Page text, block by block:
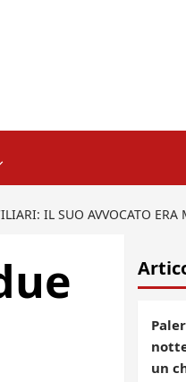
IL SUO AVVOCATO ERA
un